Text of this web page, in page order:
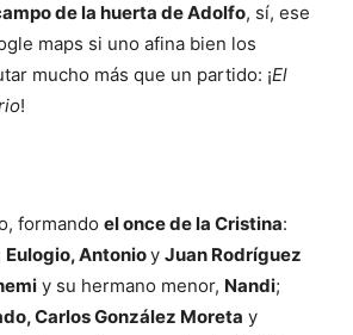
de la huerta de Adolfo, sí, ese
maps si uno afina bien los
mucho más que un partido: ¡El
!
formando el once de la Cristina:
Eulogio, Antonioy Juan Rodríguez
y su hermano menor, Nandi;
Carlos González Moreta y